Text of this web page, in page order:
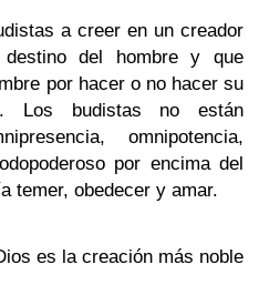
a creer en un creador
del hombre y que
por hacer o no hacer su
Los budistas no están
omnipotencia,
por encima del
temer, obedecer y amar.
es la creación más noble